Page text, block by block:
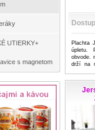
UTIERKY+
s magnetom
Plachta
úpletu.
obvode.
drží na